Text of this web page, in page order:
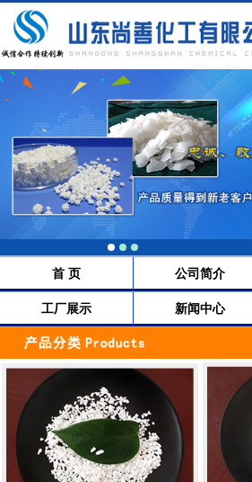
首 页 公司简介
工厂展示 新闻中心